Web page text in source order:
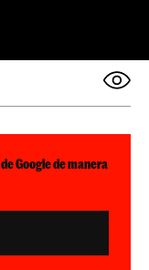
Google de manera